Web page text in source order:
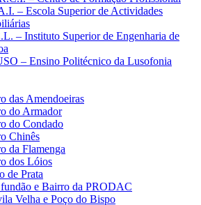
– Escola Superior de Actividades
– Instituto Superior de Engenharia de
– Ensino Politécnico da Lusofonia
das Amendoeiras
do Armador
do Condado
Chinês
da Flamenga
dos Lóios
de Prata
e Bairro da PRODAC
Velha e Poço do Bispo